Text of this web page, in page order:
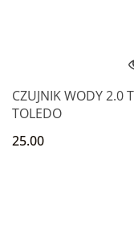
CZUJNIK WODY 2.0
TOLEDO
25.00